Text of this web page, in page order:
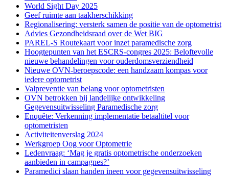
World Sight Day 2025
Geef ruimte aan taakherschikking
Regionalisering: versterk samen de positie van de optometrist
Advies Gezondheidsraad over de Wet BIG
PAREL-S Routekaart voor inzet paramedische zorg
Hoogtepunten van het ESCRS-congres 2025: Beloftevolle
nieuwe behandelingen voor ouderdomsverziendheid
Nieuwe OVN-beroepscode: een handzaam kompas voor
iedere optometrist
Valpreventie van belang voor optometristen
OVN betrokken bij landelijke ontwikkeling
Gegevensuitwisseling Paramedische zorg
Enquête: Verkenning implementatie betaaltitel voor
optometristen
Activiteitenverslag 2024
Werkgroep Oog voor Optometrie
Ledenvraag: ‘Mag je gratis optometrische onderzoeken
aanbieden in campagnes?’
Paramedici slaan handen ineen voor gegevensuitwisseling